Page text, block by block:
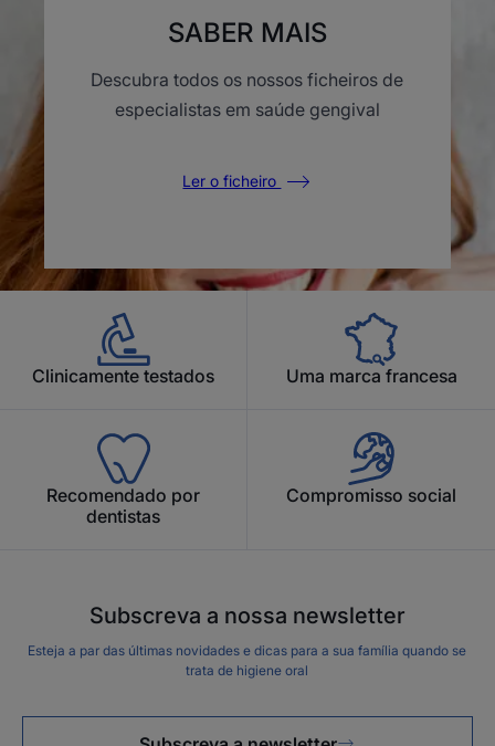
SABER MAIS
Descubra todos os nossos ficheiros de
especialistas em saúde gengival
Ler o ficheiro
Clinicamente testados Uma marca francesa
Recomendado por
dentistas
Compromisso social
Subscreva a nossa newsletter
Esteja a par das últimas novidades e dicas para a sua família quando se
trata de higiene oral